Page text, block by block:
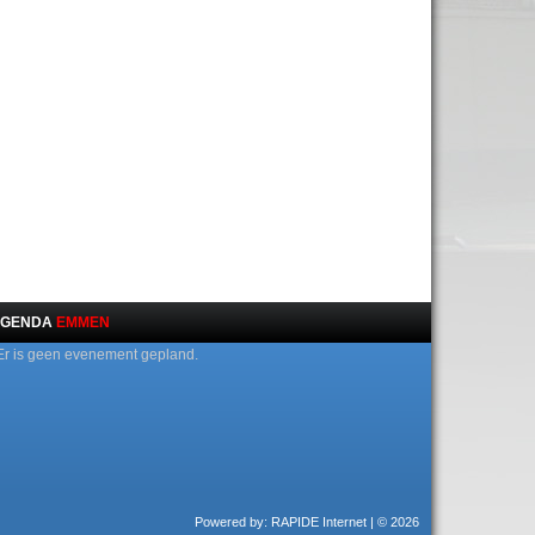
EMMEN
is geen evenement gepland.
Powered by: RAPIDE Internet | © 2026